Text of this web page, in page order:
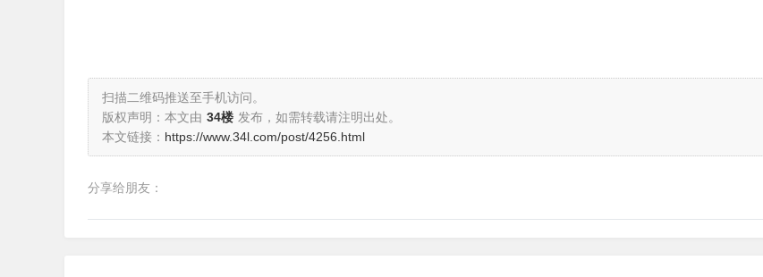
扫描二维码推送至手机访问。
版权声明：本文由 34楼 发布，如需转载请注明出处。
本文链接： https://www.34l.com/post/4256.html
分享给朋友：